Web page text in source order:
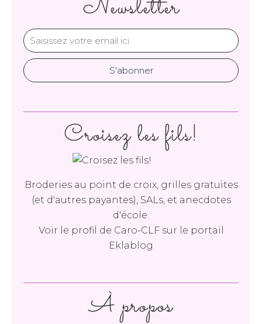
Newsletter
Croisez les fils!
Broderies au point de croix, grilles gratuites
(et d'autres payantes), SALs, et anecdotes
d'école.
Voir le profil de Caro-CLFsur le portail
Eklablog
À propos